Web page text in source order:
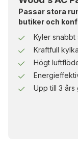
Passar stora
butiker och
Kyler snabbt
Kraftfull
Högt
Upp till 3 års